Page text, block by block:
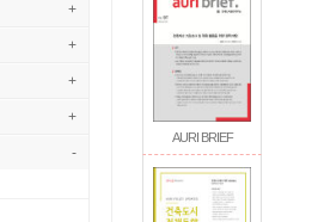
AURI BRIEF
+
+
+
+
-